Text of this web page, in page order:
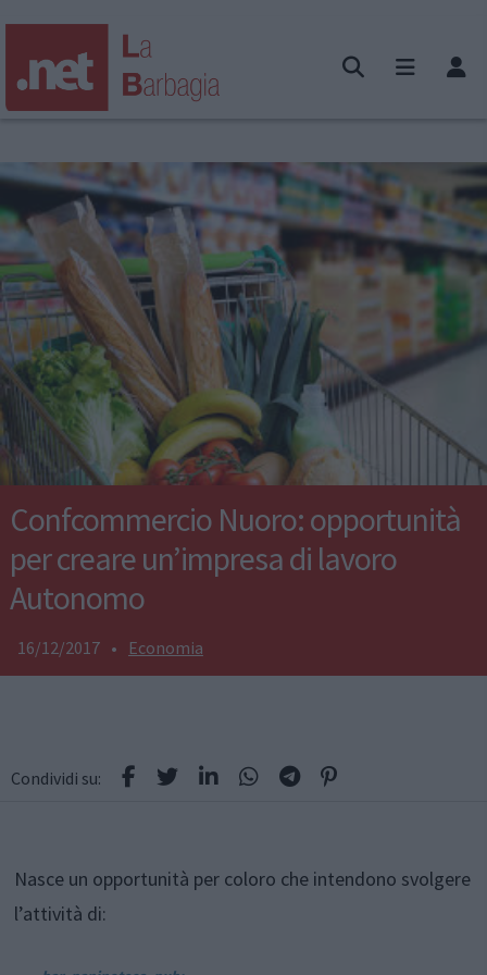
Confcommercio Nuoro: opportunità
per creare un’impresa di lavoro
Autonomo
16/12/2017 • Economia
Condividi su:
Nasce un opportunità per coloro che intendono svolgere
l’attività di: